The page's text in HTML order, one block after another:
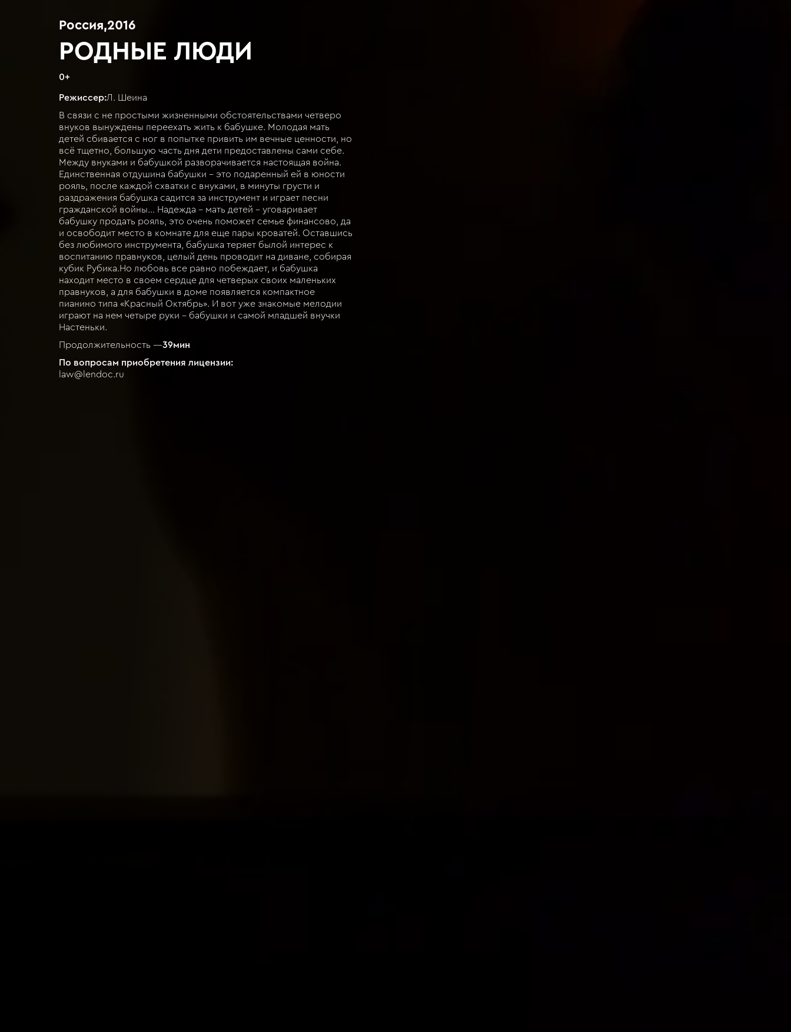
Россия,2016
РОДНЫЕ ЛЮДИ
0+
Режиссер:Л. Шеина
В связи с не простыми жизненными обстоятельствами четверо
внуков вынуждены переехать жить к бабушке. Молодая мать
детей сбивается с ног в попытке привить им вечные ценности, но
всё тщетно, большую часть дня дети предоставлены сами себе.
Между внуками и бабушкой разворачивается настоящая война.
Единственная отдушина бабушки – это подаренный ей в юности
рояль, после каждой схватки с внуками, в минуты грусти и
раздражения бабушка садится за инструмент и играет песни
гражданской войны… Надежда – мать детей – уговаривает
бабушку продать рояль, это очень поможет семье финансово, да
и освободит место в комнате для еще пары кроватей. Оставшись
без любимого инструмента, бабушка теряет былой интерес к
воспитанию правнуков, целый день проводит на диване, собирая
кубик Рубика.Но любовь все равно побеждает, и бабушка
находит место в своем сердце для четверых своих маленьких
правнуков, а для бабушки в доме появляется компактное
пианино типа «Красный Октябрь». И вот уже знакомые мелодии
играют на нем четыре руки – бабушки и самой младшей внучки
Настеньки.
Продолжительность —39мин
По вопросам приобретения лицензии:
law@lendoc.ru